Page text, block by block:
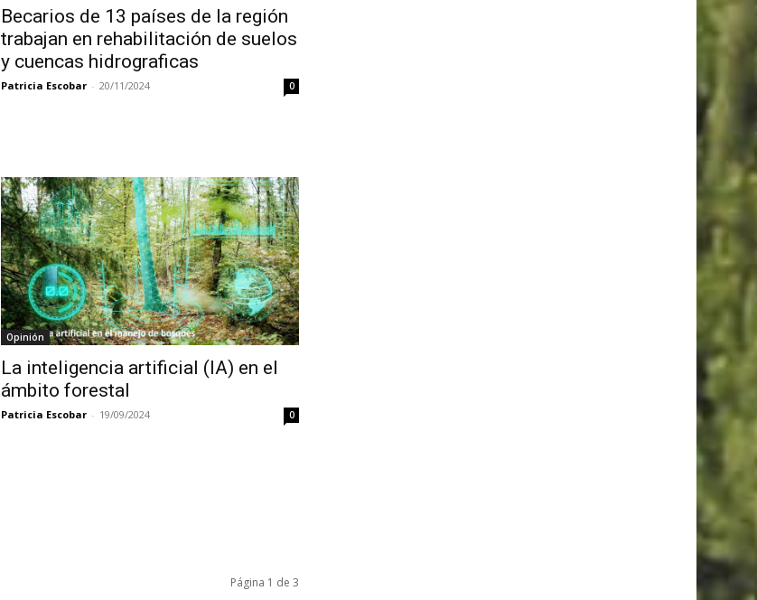
Becarios de 13 países de la región
trabajan en rehabilitación de suelos
y cuencas hidrograficas
Patricia Escobar - 20/11/2024 0
Opinión
La inteligencia artificial (IA) en el
ámbito forestal
Patricia Escobar - 19/09/2024 0
Página 1 de 3